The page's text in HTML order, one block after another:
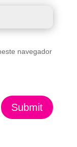
navegador
Submit